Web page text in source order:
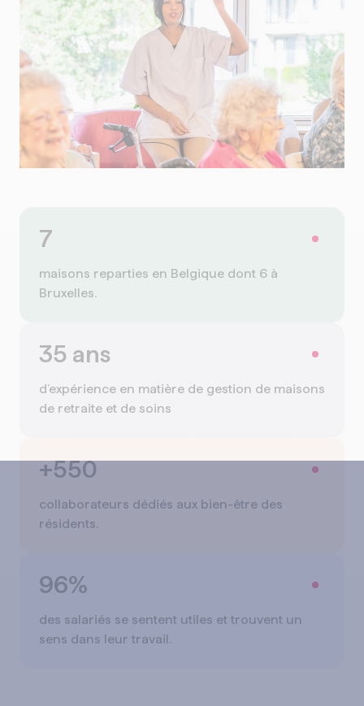
7
maisons reparties en Belgique dont 6 à
Bruxelles.
35 ans
d’expérience en matière de gestion de maisons
de retraite et de soins
+550
collaborateurs dédiés aux bien-être des
résidents.
96%
des salariés se sentent utiles et trouvent un
sens dans leur travail.